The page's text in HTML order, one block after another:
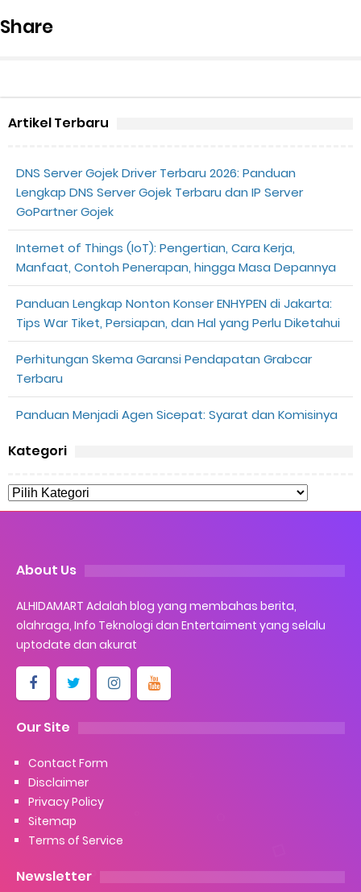
Share
Artikel Terbaru
DNS Server Gojek Driver Terbaru 2026: Panduan
Lengkap DNS Server Gojek Terbaru dan IP Server
GoPartner Gojek
Internet of Things (IoT): Pengertian, Cara Kerja,
Manfaat, Contoh Penerapan, hingga Masa Depannya
Panduan Lengkap Nonton Konser ENHYPEN di Jakarta:
Tips War Tiket, Persiapan, dan Hal yang Perlu Diketahui
Perhitungan Skema Garansi Pendapatan Grabcar
Terbaru
Panduan Menjadi Agen Sicepat: Syarat dan Komisinya
Kategori
About Us
ALHIDAMART Adalah blog yang membahas berita,
olahraga, Info Teknologi dan Entertaiment yang selalu
uptodate dan akurat
Our Site
Contact Form
Disclaimer
Privacy Policy
Sitemap
Terms of Service
Newsletter